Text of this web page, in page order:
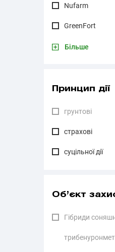
Nufarm
GreenFort
Більше
Принцип дії
грунтові
страхові
суцільної дії
Об’єкт
Гібриди